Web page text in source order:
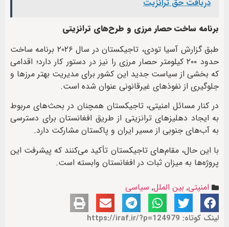
دریافت حق ترانزیت
برنامه ساخت حصار مرزی و طرح‌های ترانزیتی
طبق گزارش آسیا تودی، تاجیکستان در سال ۲۰۲۶ برنامه ساخت
حدود ۲۰۰ کیلومتر حصار مرزی را نیز در دستور کار دارد؛ اقدامی
که بخشی از سیاست جدید این کشور برای مدیریت بهتر مرزها و
جلوگیری از نفوذهای غیرقانونی عنوان شده است.
در کنار مسائل امنیتی، تاجیکستان همچنان در بحث‌های مربوط
به ایجاد دهلیزهای ترانزیتی از طریق افغانستان برای دسترسی
به آب‌های جنوبی از مسیر ایران و پاکستان مشارکت دارد.
با این حال، مقام‌های تاجیکستان تأکید می‌کنند که پیشرفت این
پروژه‌ها به میزان ثبات در افغانستان وابسته است.
امنیتی, بین الملل, سیاسی
لینک کوتاه: https://iraf.ir/?p=124979